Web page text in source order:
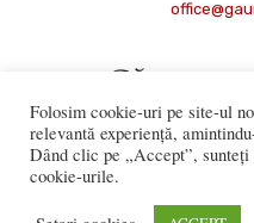
numai cu acordul expres al
Folosim cookie-uri pe site-ul
relevantă experiență,
Dând clic pe „Accept”,
cookie-urile.